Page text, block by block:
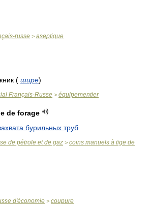
russe > aseptique
( шире)
Français-Russe > équipementier
de forage
бурильных труб
de pétrole et de gaz > coins manuels à tige de
d'économie > coupure